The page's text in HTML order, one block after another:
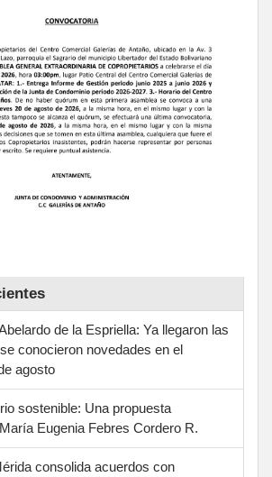
de la Espriella: Ya llegaron las
conocieron novedades en el
agosto
sostenible: Una propuesta
Eugenia Febres Cordero R.
consolida acuerdos con